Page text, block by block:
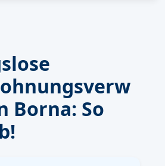
Borna: So